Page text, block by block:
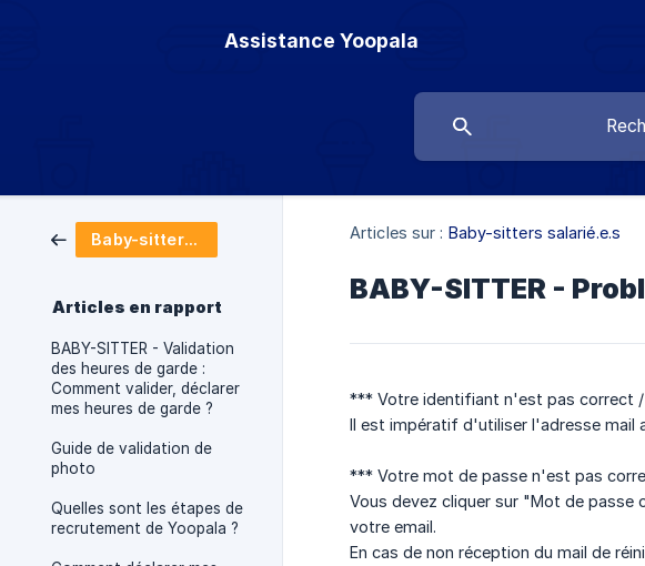
Assistance Yoopala
Baby-sitters salarié.e.s
Articles en rapport
BABY-SITTER - Validation
des heures de garde :
Comment valider, déclarer
mes heures de garde ?
Guide de validation de
photo
Quelles sont les étapes de
recrutement de Yoopala ?
Articles sur : Baby-sitters salarié.e.s
BABY-SITTER -
*** Votre identifiant n'est pas correct
Il est impératif d'utiliser l'adresse mail
*** Votre mot de passe n'est pas
Vous devez cliquer sur "Mot de passe
votre email.
En cas de non réception du mail de